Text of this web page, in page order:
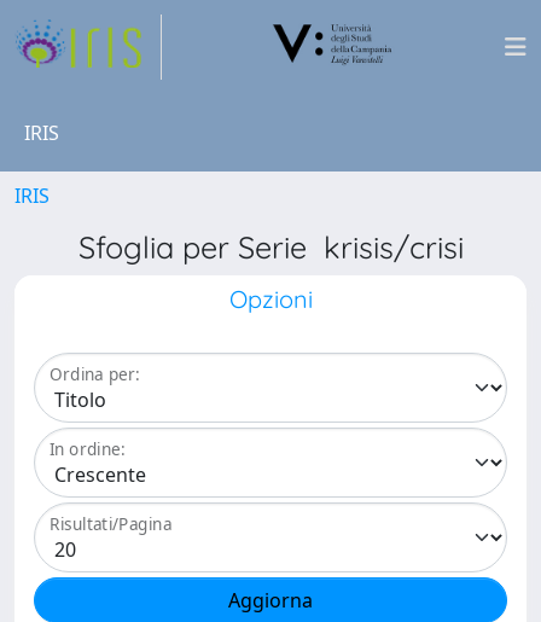
IRIS
IRIS
Sfoglia per Serie krisis/crisi
Opzioni
Ordina per:
In ordine:
Risultati/Pagina